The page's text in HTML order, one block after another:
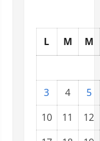
L M M
3 4
5
10
11
12